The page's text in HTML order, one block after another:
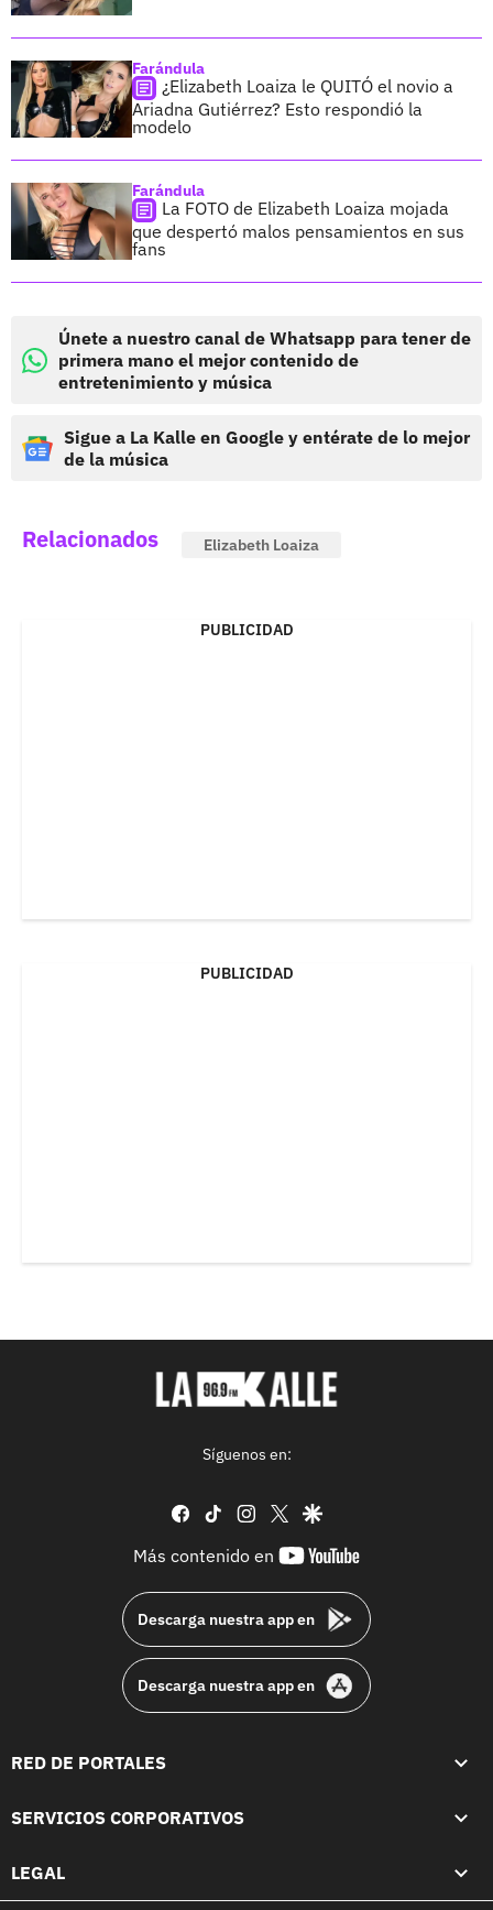
Farándula
¿Elizabeth Loaiza le QUITÓ el novio a
Ariadna Gutiérrez? Esto respondió la
modelo
Farándula
La FOTO de Elizabeth Loaiza mojada
que despertó malos pensamientos en sus
fans
Únete a nuestro canal de Whatsapp para tener de
primera mano el mejor contenido de
entretenimiento y música
Sigue a La Kalle en Google y entérate de lo mejor
de la música
Relacionados Elizabeth Loaiza
PUBLICIDAD
PUBLICIDAD
Síguenos en:
facebook
tiktok instagram
twittergoogle
Más contenido en
youtube-
Descarga nuestra app en
Descarga nuestra app en
RED DE PORTALES
SERVICIOS CORPORATIVOS
LEGAL